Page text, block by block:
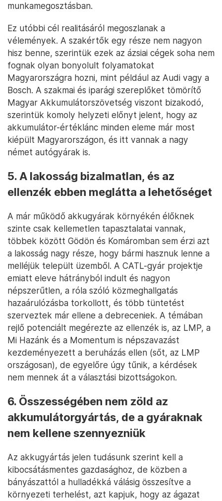
munkamegosztásban.
Ez utóbbi cél realitásáról megoszlanak a
vélemények. A szakértők egy része nem nagyon
hisz benne, szerintük ezek az ázsiai cégek soha nem
fognak olyan bonyolult folyamatokat
Magyarországra hozni, mint például az Audi vagy a
Bosch. A szakmai és iparági szereplőket tömörítő
Magyar Akkumulátorszövetség viszont bizakodó,
szerintük komoly helyzeti előnyt jelent, hogy az
akkumulátor-értéklánc minden eleme már most
kiépült Magyarországon, és itt vannak a nagy
német autógyárak is.
5. A lakosság bizalmatlan, és az
ellenzék ebben meglátta a lehetőséget
A már működő akkugyárak környékén élőknek
szinte csak kellemetlen tapasztalatai vannak,
többek között Gödön és Komáromban sem érzi azt
a lakosság nagy része, hogy bármi hasznuk lenne a
melléjük települt üzemből. A CATL-gyár projektje
emiatt eleve hátrányból indult és nagyon
népszerűtlen, a róla szóló közmeghallgatás
hazaárulózásba torkollott, és több tüntetést
szerveztek már ellene a debreceniek. A témában
rejlő potenciált megérezte az ellenzék is, az LMP, a
Mi Hazánk és a Momentum is népszavazást
kezdeményezett a beruházás ellen (sőt, az LMP
országosan), de egyelőre úgy tűnik, a kérdések
nem mennek át a választási bizottságokon.
6. Összességében nem zöld az
akkumulátorgyártás, de a gyáraknak
nem kellene szennyezniük
Az akkugyártás jelen tudásunk szerint kell a
kibocsátásmentes gazdasághoz, de közben a
bányászattól a hulladékká válásig összesítve a
környezeti terhelést, azt kapjuk, hogy az ágazat